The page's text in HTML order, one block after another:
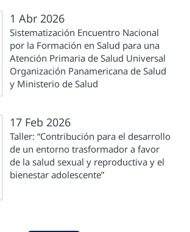
1 Abr 2026
Sistematización Encuentro Nacional
por la Formación en Salud para una
Atención Primaria de Salud Universal
Organización Panamericana de Salud
y Ministerio de Salud
17 Feb 2026
Taller: “Contribución para el desarrollo
de un entorno trasformador a favor
de la salud sexual y reproductiva y el
bienestar adolescente”